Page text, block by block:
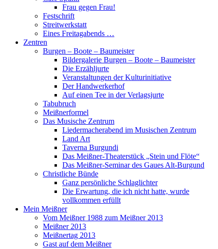
Frau gegen Frau!
Festschrift
Streitwerkstatt
Eines Freitagabends …
Zentren
Burgen – Boote – Baumeister
Bildergalerie Burgen – Boote – Baumeister
Die Erzähljurte
Veranstaltungen der Kulturinitiative
Der Handwerkerhof
Auf einen Tee in der Verlagsjurte
Tabubruch
Meißnerformel
Das Musische Zentrum
Liedermacherabend im Musischen Zentrum
Land Art
Taverna Burgundi
Das Meißner-Theaterstück „Stein und Flöte“
Das Meißner-Seminar des Gaues Alt-Burgund
Christliche Bünde
Ganz persönliche Schlaglichter
Die Erwartung, die ich nicht hatte, wurde
vollkommen erfüllt
Mein Meißner
Vom Meißner 1988 zum Meißner 2013
Meißner 2013
Meißnertag 2013
Gast auf dem Meißner